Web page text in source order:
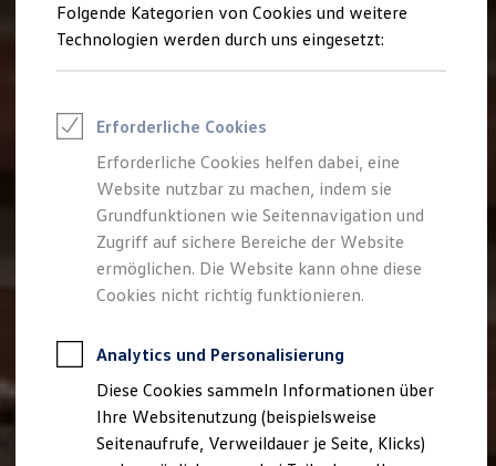
Saisonangebote
Reifenpakete
Leasing
Leasing-Angebote
Elektroauto Leasing
Kleinwagen-Leasing
Leasing ohne Anzahlung
Finanzierung
Autokredit mit Schlussrate
Versicherungen und Garantien
Kfz-Versicherung
Restschuldversicherungen
Garantien
Professional Class bei Volkswagen
Behörden
Direktkunden
Sonderfahrzeuge
Anpfiff zum Gewinn
Folgende Kategorien von Cookies und weitere
Technologien werden durch uns eingesetzt:
Erforderliche Cookies
Erforderliche Cookies helfen dabei, eine
Website nutzbar zu machen, indem sie
Grundfunktionen wie Seitennavigation und
Zugriff auf sichere Bereiche der Website
ermöglichen. Die Website kann ohne diese
Cookies nicht richtig funktionieren.
Analytics und Personalisierung
Diese Cookies sammeln Informationen über
Ihre Websitenutzung (beispielsweise
Seitenaufrufe, Verweildauer je Seite, Klicks)